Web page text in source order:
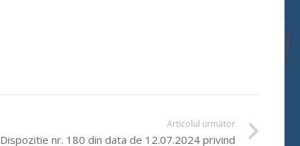
Articolul următor
Dispozitie nr. 180 din data de 12.07.2024 privind